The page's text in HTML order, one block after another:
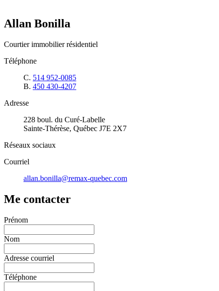
Allan Bonilla
Courtier immobilier résidentiel
Téléphone
C. 514 952-0085
B. 450 430-4207
Adresse
228 boul. du Curé-Labelle
Sainte-Thérèse, Québec J7E 2X7
Réseaux sociaux
Courriel
allan.bonilla@remax-quebec.com
Me contacter
Prénom
Nom
Adresse courriel
Téléphone